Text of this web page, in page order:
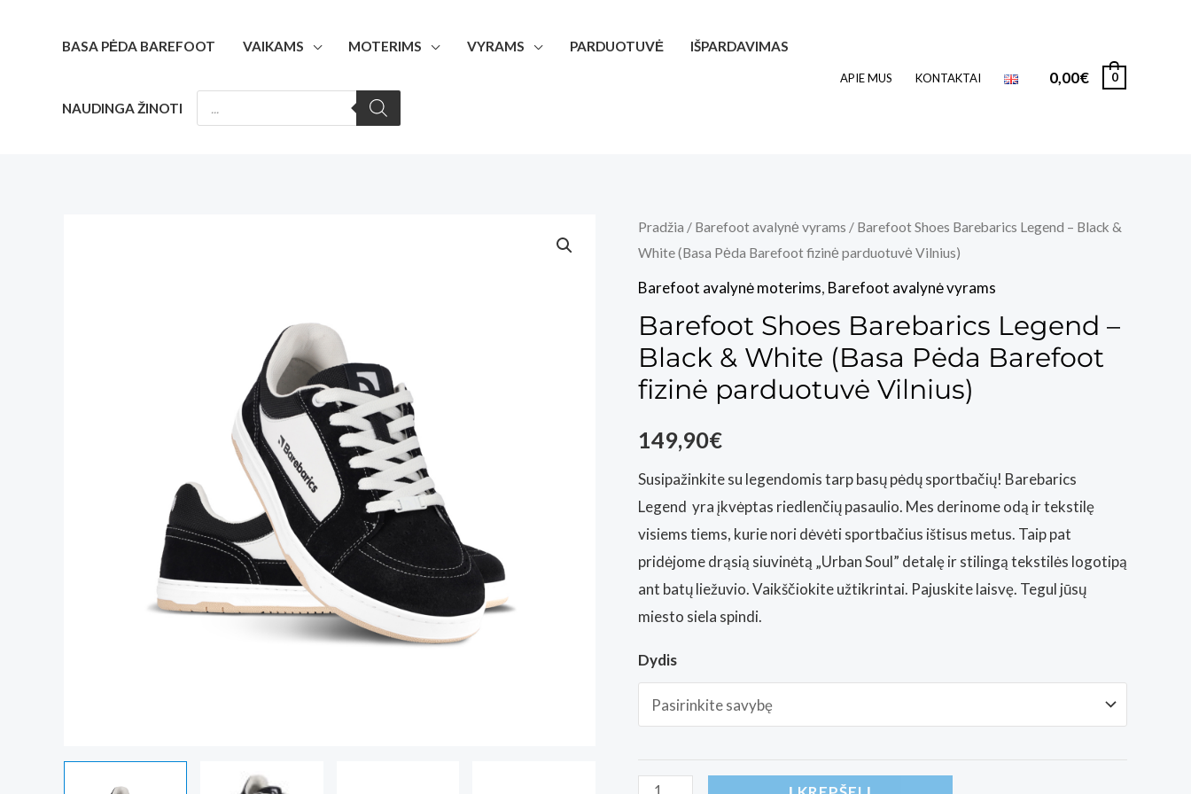
BASA PĖDA BAREFOOT VAIKAMS MOTERIMS VYRAMS PARDUOTUVĖ IŠPARDAVIMAS
NAUDINGA ŽINOTI
PRODUCTS
SEARCH
APIE MUS KONTAKTAI 0,00€ 0
Pradžia / Barefoot avalynė vyrams / Barefoot Shoes Barebarics Legend – Black &
White (Basa Pėda Barefoot fizinė parduotuvė Vilnius)
Barefoot avalynė moterims, Barefoot avalynė vyrams
Barefoot Shoes Barebarics Legend –
Black & White (Basa Pėda Barefoot
fizinė parduotuvė Vilnius)
149,90€
Susipažinkite su legendomis tarp basų pėdų sportbačių! Barebarics
Legend yra įkvėptas riedlenčių pasaulio. Mes derinome odą ir tekstilę
visiems tiems, kurie nori dėvėti sportbačius ištisus metus. Taip pat
pridėjome drąsią siuvinėtą „Urban Soul” detalę ir stilingą tekstilės logotipą
ant batų liežuvio. Vaikščiokite užtikrintai. Pajuskite laisvę. Tegul jūsų
miesto siela spindi.
Dydis
produkto